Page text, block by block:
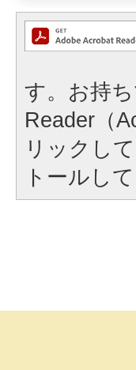
す。お持
Reader（
リックし
トールし